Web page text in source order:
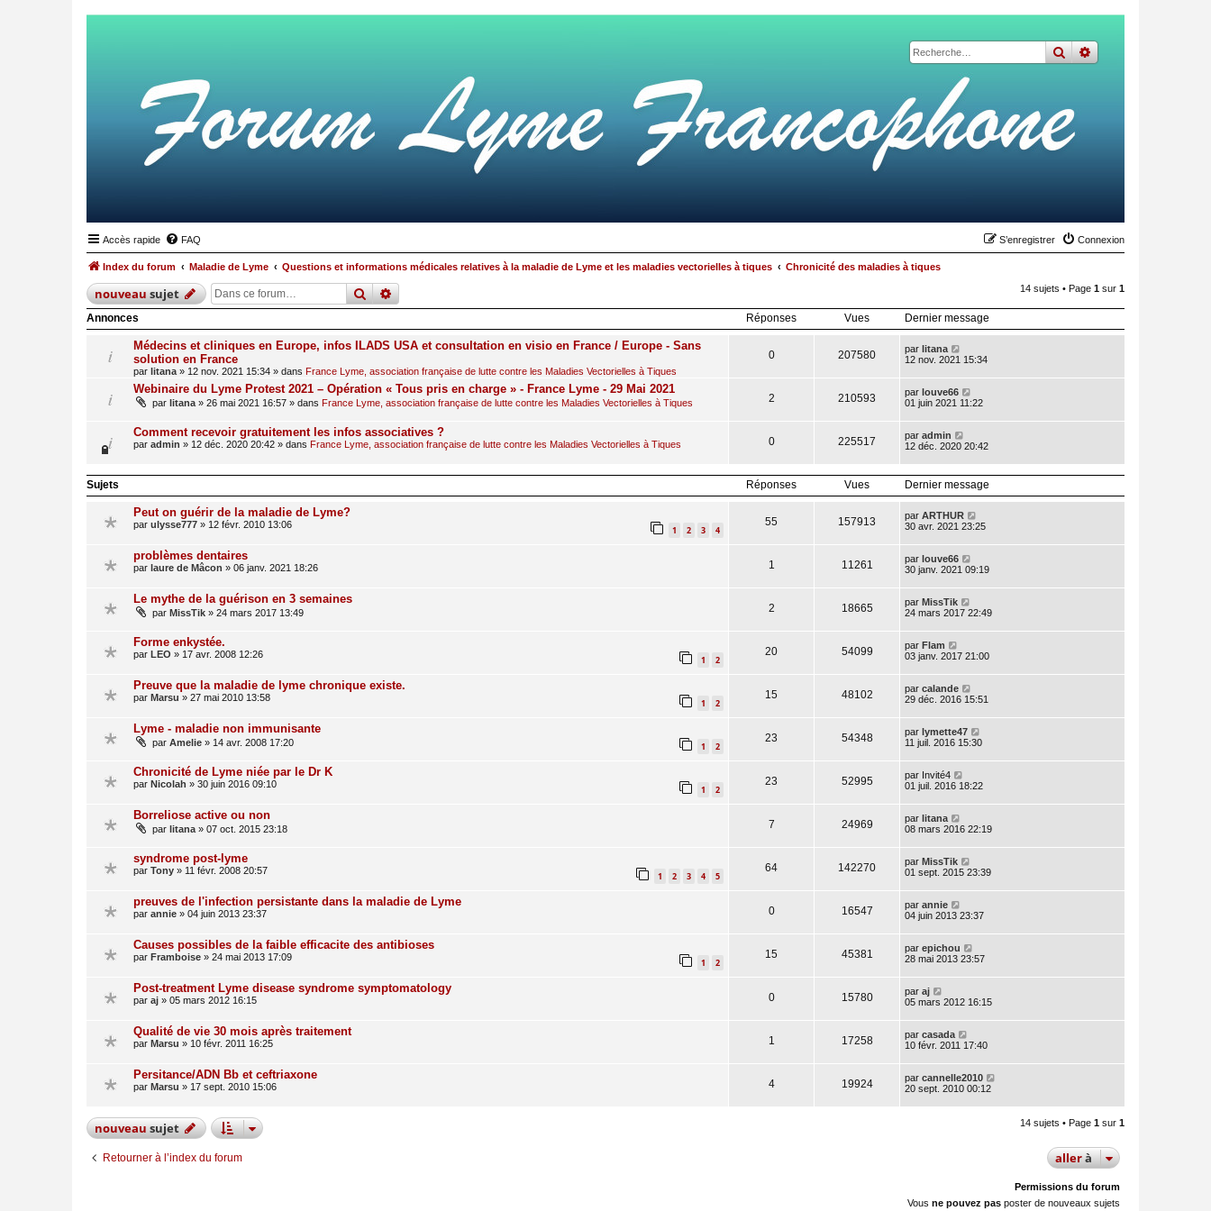
rechercher
recherche
Accès rapide FAQ Connexion
S’enregistrer
Index du forum Maladie de Lyme Questions et informations médicales relatives à la maladie de Lyme et les maladies vectorielles à tiques Chronicité des maladies à tiques
nouveausujet rechercher
recherche 14 sujets • Page 1 sur 1
Annonces Réponses Vues Dernier message
Médecins et cliniques en Europe, infos ILADS USA et consultation en visio en France / Europe - Sans
solution en France
par litana » 12 nov. 2021 15:34 » dans France Lyme, association française de lutte contre les Maladies Vectorielles à Tiques
0 207580 par litana
12 nov. 2021 15:34
Webinaire du Lyme Protest 2021 – Opération « Tous pris en charge » - France Lyme - 29 Mai 2021
par litana » 26 mai 2021 16:57 » dans France Lyme, association française de lutte contre les Maladies Vectorielles à Tiques 2 210593 par louve66
01 juin 2021 11:22
Comment recevoir gratuitement les infos associatives ?
par admin » 12 déc. 2020 20:42 » dans France Lyme, association française de lutte contre les Maladies Vectorielles à Tiques 0 225517 par admin
12 déc. 2020 20:42
Sujets Réponses Vues Dernier message
Peut on guérir de la maladie de Lyme?
par ulysse777 » 12 févr. 2010 13:06 1 2 3 4
55 157913 par ARTHUR
30 avr. 2021 23:25
problèmes dentaires
par laure de Mâcon » 06 janv. 2021 18:26 1 11261 par louve66
30 janv. 2021 09:19
Le mythe de la guérison en 3 semaines
par MissTik » 24 mars 2017 13:49 2 18665 par MissTik
24 mars 2017 22:49
Forme enkystée.
par LEO » 17 avr. 2008 12:26 1 2
20 54099 par Flam
03 janv. 2017 21:00
Preuve que la maladie de lyme chronique existe.
par Marsu » 27 mai 2010 13:58 1 2
15 48102 par calande
29 déc. 2016 15:51
Lyme - maladie non immunisante
par Amelie » 14 avr. 2008 17:20 1 2
23 54348 par lymette47
11 juil. 2016 15:30
Chronicité de Lyme niée par le Dr K
par Nicolah » 30 juin 2016 09:10 1 2
23 52995 par Invité4
01 juil. 2016 18:22
Borreliose active ou non
par litana » 07 oct. 2015 23:18 7 24969 par litana
08 mars 2016 22:19
syndrome post-lyme
par Tony » 11 févr. 2008 20:57 1 2 3 4 5
64 142270 par MissTik
01 sept. 2015 23:39
preuves de l'infection persistante dans la maladie de Lyme
par annie » 04 juin 2013 23:37 0 16547 par annie
04 juin 2013 23:37
Causes possibles de la faible efficacite des antibioses
par Framboise » 24 mai 2013 17:09 1 2
15 45381 par epichou
28 mai 2013 23:57
Post-treatment Lyme disease syndrome symptomatology
par aj » 05 mars 2012 16:15 0 15780 par aj
05 mars 2012 16:15
Qualité de vie 30 mois après traitement
par Marsu » 10 févr. 2011 16:25 1 17258 par casada
10 févr. 2011 17:40
Persitance/ADN Bb et ceftriaxone
par Marsu » 17 sept. 2010 15:06 4 19924 par cannelle2010
20 sept. 2010 00:12
nouveausujet 14 sujets • Page 1 sur 1
Retourner à l’index du forum allerà
Permissions du forum
Vous ne pouvez pas poster de nouveaux sujets